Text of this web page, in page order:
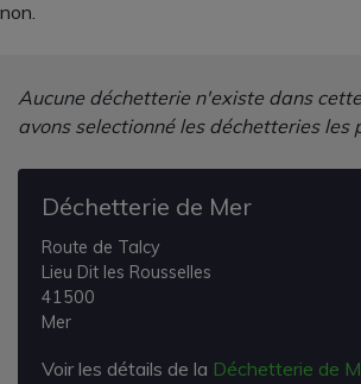
non.
Aucune déchetterie n'existe dans
avons selectionné les déchetteries les
Déchetterie de Mer
Route de Talcy
Lieu Dit les Rousselles
41500
Mer
Voir les détails de la Déchetterie de